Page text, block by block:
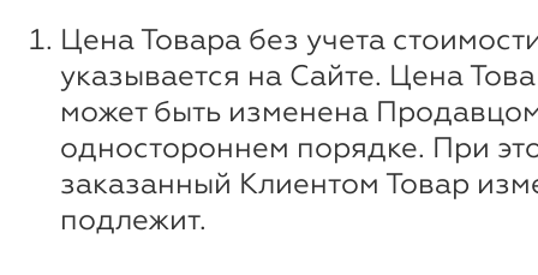
Цена Товара без учета
указывается на Сайте. Цена
может быть изменена
одностороннем порядке. При
заказанный Клиентом Товар
подлежит.